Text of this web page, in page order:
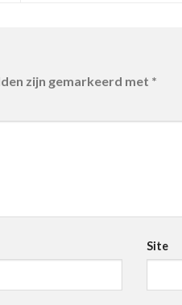
zijn gemarkeerd met *
Site